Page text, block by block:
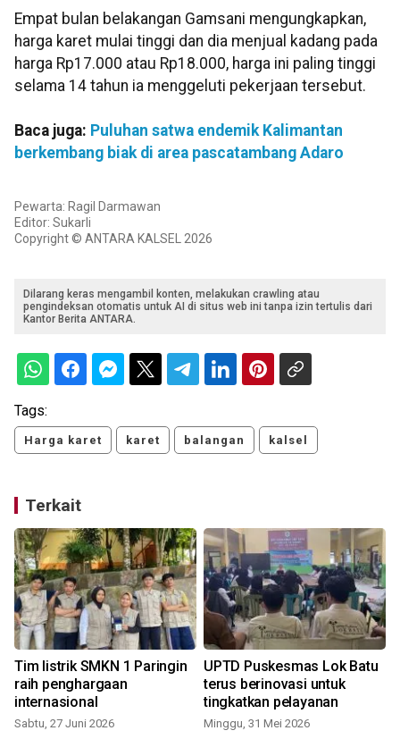
Empat bulan belakangan Gamsani mengungkapkan,
harga karet mulai tinggi dan dia menjual kadang pada
harga Rp17.000 atau Rp18.000, harga ini paling tinggi
selama 14 tahun ia menggeluti pekerjaan tersebut.
Baca juga: Puluhan satwa endemik Kalimantan
berkembang biak di area pascatambang Adaro
Pewarta: Ragil Darmawan
Editor: Sukarli
Copyright © ANTARA KALSEL 2026
Dilarang keras mengambil konten, melakukan crawling atau
pengindeksan otomatis untuk AI di situs web ini tanpa izin tertulis dari
Kantor Berita ANTARA.
Tags:
Harga karet karet balangan kalsel
Terkait
Tim listrik SMKN 1 Paringin
raih penghargaan
internasional
Sabtu, 27 Juni 2026
UPTD Puskesmas Lok Batu
terus berinovasi untuk
tingkatkan pelayanan
Minggu, 31 Mei 2026